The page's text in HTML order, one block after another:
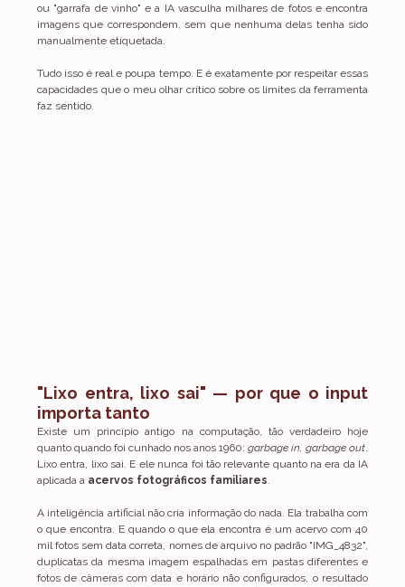
ou "garrafa de vinho" e a IA vasculha milhares de fotos e encontra
imagens que correspondem, sem que nenhuma delas tenha sido
manualmente etiquetada.
Tudo isso é real e poupa tempo. E é exatamente por respeitar essas
capacidades que o meu olhar crítico sobre os limites da ferramenta
faz sentido.
"Lixo entra, lixo sai" — por que o input
importa tanto
Existe um princípio antigo na computação, tão verdadeiro hoje
quanto quando foi cunhado nos anos 1960: garbage in, garbage out.
Lixo entra, lixo sai. E ele nunca foi tão relevante quanto na era da IA
aplicada a acervos fotográficos familiares.
A inteligência artificial não cria informação do nada. Ela trabalha com
o que encontra. E quando o que ela encontra é um acervo com 40
mil fotos sem data correta, nomes de arquivo no padrão "IMG_4832",
duplicatas da mesma imagem espalhadas em pastas diferentes e
fotos de câmeras com data e horário não configurados, o resultado